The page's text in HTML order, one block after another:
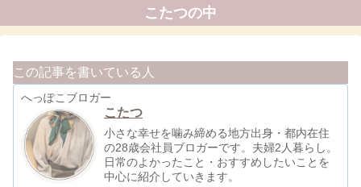
こたつの中
この記事を書いている人
へっぽこブロガー
こたつ
小さな幸せを噛み締める地方出身・都内在住
の28歳会社員ブロガーです。夫婦2人暮らし。
日常のよかったこと・おすすめしたいことを
中心に紹介していきます。